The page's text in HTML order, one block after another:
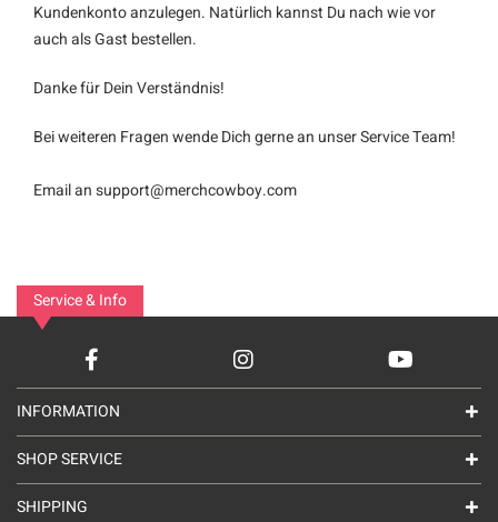
Kundenkonto anzulegen. Natürlich kannst Du nach wie vor
auch als Gast bestellen.
Danke für Dein Verständnis!
Bei weiteren Fragen wende Dich gerne an unser Service Team!
Email ansupport@merchcowboy.com
Service & Info
INFORMATION
SHOP SERVICE
SHIPPING